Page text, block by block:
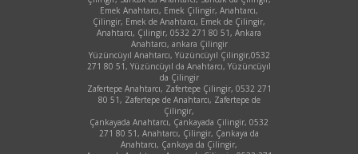
Emek Anahtarcı, Emek Çilingir, Anahtarcı,
Çilingir, Emek de Anahtarcı, Emek de Çilingir,
Anahtarcı, Çilingir, 0532 271 80 51, Ankara
Anahtarcı, ankara Çilingir
Yüzüncüyıl Anahtarcı, Yüzüncüyıl Çilingir,0532
271 80 51, Yüzüncüyıl da Anahtarcı, Yüzüncüyıl
da Çilingir
Zafertepe Anahtarcı, Zafertepe Çilingir, 0532 271
80 51, Zafertepe de Anahtarcı, Zafertepe de
Çilingir,
Çankayada Anahtarcı, Çankayada Çilingir, 0532
271 80 51, Anahtarcı, Çilingir, Çankaya da
Anahtarcı, Çankaya da Çilingir,